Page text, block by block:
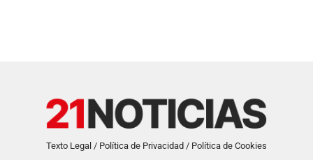
Texto Legal / Política de Privacidad / Política de Cookies